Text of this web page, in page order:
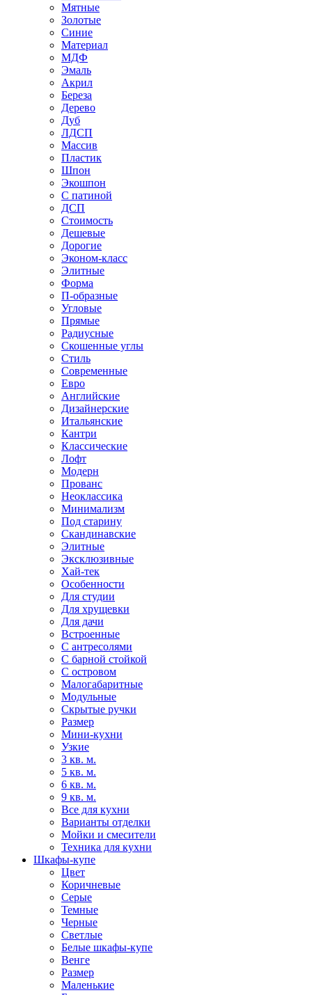
Мятные
Золотые
Синие
Материал
МДФ
Эмаль
Акрил
Береза
Дерево
Дуб
ЛДСП
Массив
Пластик
Шпон
Экошпон
С патиной
ДСП
Стоимость
Дешевые
Дорогие
Эконом-класс
Элитные
Форма
П-образные
Угловые
Прямые
Радиусные
Скошенные углы
Стиль
Современные
Евро
Английские
Дизайнерские
Итальянские
Кантри
Классические
Лофт
Модерн
Прованс
Неоклассика
Минимализм
Под старину
Скандинавские
Элитные
Эксклюзивные
Хай-тек
Особенности
Для студии
Для хрущевки
Для дачи
Встроенные
С антресолями
С барной стойкой
С островом
Малогабаритные
Модульные
Скрытые ручки
Размер
Мини-кухни
Узкие
3 кв. м.
5 кв. м.
6 кв. м.
9 кв. м.
Все для кухни
Варианты отделки
Мойки и смесители
Техника для кухни
Шкафы-купе
Цвет
Коричневые
Серые
Темные
Черные
Светлые
Белые шкафы-купе
Венге
Размер
Маленькие